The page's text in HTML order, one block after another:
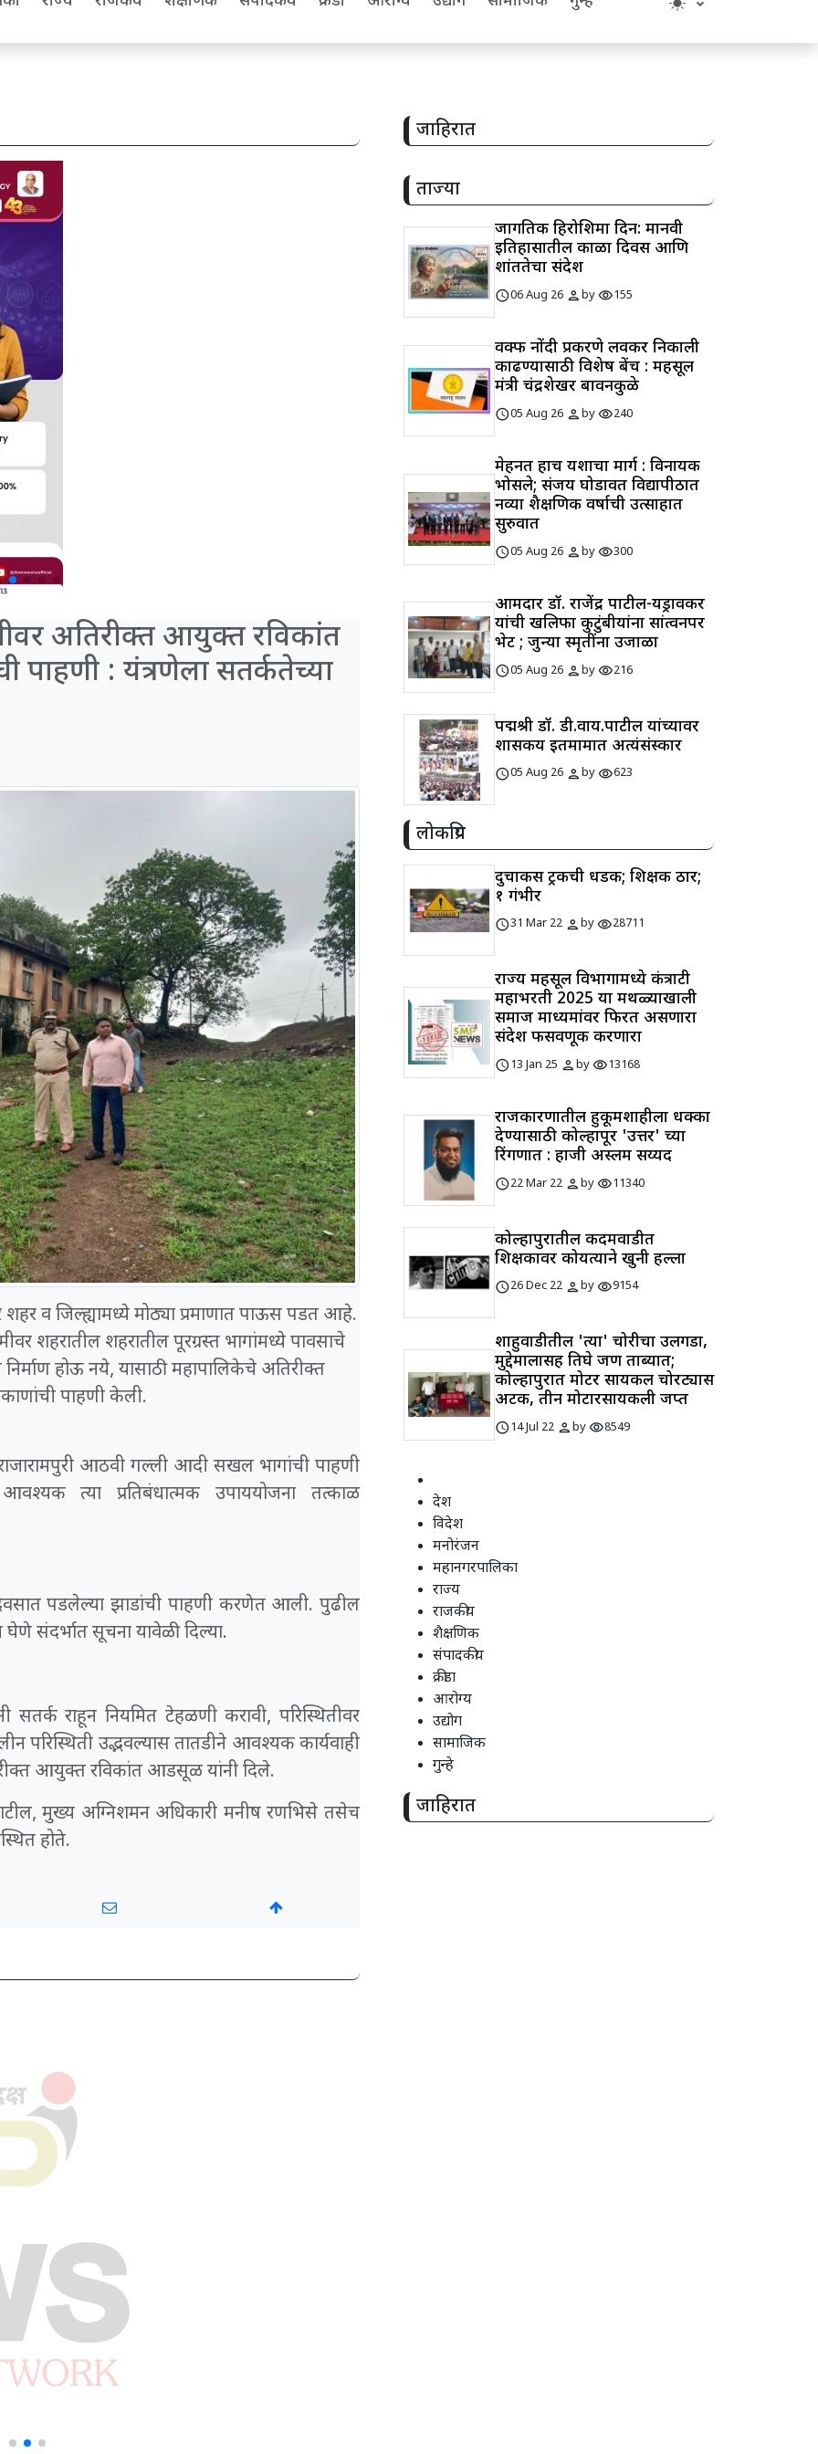
अतिरीक्त आयुक्त रविकांत
पाहणी : यंत्रणेला सतर्कतेच्या
शहर व जिल्ह्यामध्ये मोठ्या प्रमाणात पाऊस पडत आहे.
शहरातील शहरातील पूरग्रस्त भागांमध्ये पावसाचे
होऊ नये, यासाठी महापालिकेचे अतिरीक्त
पाहणी केली.
आठवी गल्ली आदी सखल भागांची पाहणी
त्या प्रतिबंधात्मक उपाययोजना तत्काळ
पडलेल्या झाडांची पाहणी करणेत आली. पुढील
संदर्भात सूचना यावेळी दिल्या.
राहून नियमित टेहळणी करावी, परिस्थितीवर
परिस्थिती उद्भवल्यास तातडीने आवश्यक कार्यवाही
आयुक्त रविकांत आडसूळ यांनी दिले.
मुख्य अग्निशमन अधिकारी मनीष रणभिसे तसेच
होते.
जाहिरात
ताज्या
जागतिक हिरोशिमा दिन: मानवी
इतिहासातील काळा दिवस आणि
शांततेचा संदेश
schedule06 Aug 26 personbyvisibility155
वक्फ नोंदी प्रकरणे लवकर निकाली
काढण्यासाठी विशेष बेंच : महसूल
मंत्री चंद्रशेखर बावनकुळे
schedule05 Aug 26 personbyvisibility240
मेहनत हाच यशाचा मार्ग : विनायक
भोसले; संजय घोडावत विद्यापीठात
नव्या शैक्षणिक वर्षाची उत्साहात
सुरुवात
schedule05 Aug 26 personbyvisibility300
आमदार डॉ. राजेंद्र पाटील-यड्रावकर
यांची खलिफा कुटुंबीयांना सांत्वनपर
भेट ; जुन्या स्मृतींना उजाळा
schedule05 Aug 26 personbyvisibility216
पद्मश्री डॉ. डी.वाय.पाटील यांच्यावर
शासकीय इतमामात अत्यंसंस्कार
schedule05 Aug 26 personbyvisibility623
लोकप्रिय
दुचाकीस ट्रकची धडक; शिक्षक ठार;
१ गंभीर
schedule31 Mar 22 personbyvisibility28711
राज्य महसूल विभागामध्ये कंत्राटी
महाभरती 2025 या मथळ्याखाली
समाज माध्यमांवर फिरत असणारा
संदेश फसवणूक करणारा
schedule13 Jan 25 personbyvisibility13168
राजकारणातील हुकूमशाहीला धक्का
देण्यासाठी कोल्हापूर 'उत्तर' च्या
रिंगणात : हाजी अस्लम सय्यद
schedule22 Mar 22 personbyvisibility11340
कोल्हापुरातील कदमवाडीत
शिक्षकावर कोयत्याने खुनी हल्ला
schedule26 Dec 22 personbyvisibility9154
शाहुवाडीतील 'त्या' चोरीचा उलगडा,
मुद्देमालासह तिघे जण ताब्यात;
कोल्हापुरात मोटर सायकल चोरट्यास
अटक, तीन मोटारसायकली जप्त
schedule14 Jul 22 personbyvisibility8549
देश
विदेश
मनोरंजन
महानगरपालिका
राज्य
राजकीय
शैक्षणिक
संपादकीय
क्रीडा
आरोग्य
उद्योग
सामाजिक
गुन्हे
जाहिरात